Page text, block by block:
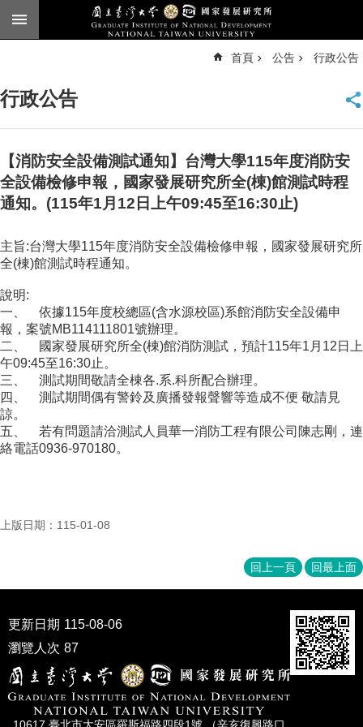
跳到主要內容區塊
臺
頁
English
公
本
簡
所
士
班
班
專
學
術
研
究
首頁 公告 行政公告
行政公告
【消防安全設備測試通知】台灣大學115年度消防安
全設備檢修申報，國家發展研究所全(棟)館測試時程
通知。(115年1月12日上午09:45至16:30止)
主旨:台灣大學115年度消防安全設備檢修申報，國家發展研究所
全(棟)館測試時程通知。
說明:
一、
依據115年度校總區(含水源校區)系館消防安全設備申
報，案號MB114111801號辦理。
二、
國家發展研究所全(棟)館消防測試，預計115年1月12日上
午09:45至16:30止。
三、
測試期間敬請全棟各.系.科所配合辦理。
四、
測試期間偶有警鈴及廣播發報聲響等造成不便 敬請見
諒。
五、
若有問題請洽測試人員華一消防工程有限公司陳志剛，連
絡電話0936-970180。
上版日期：115-01-08
回上一頁 回最上面
更新日期 115-08-06
瀏覽人次 87